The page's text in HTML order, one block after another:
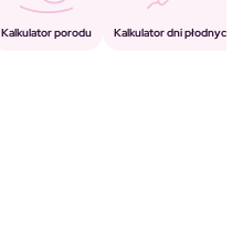
Kalkulator porodu Kalkulator dni płodnych